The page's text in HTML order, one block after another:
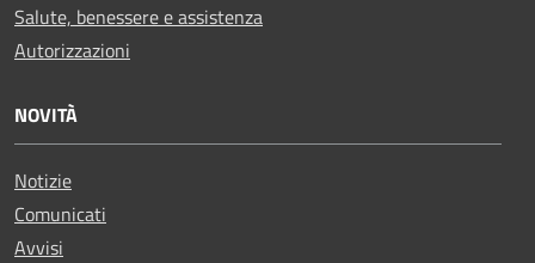
Salute, benessere e assistenza
Autorizzazioni
NOVITÀ
Notizie
Comunicati
Avvisi